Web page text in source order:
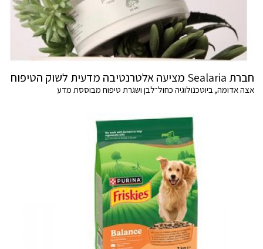
חברת Sealaria מציעה אלטרנטיבה מדעית לשוק הטיפוח
אצה אדומה, ביוטכנולוגיה כחול־לבן ושגרת טיפוח מבוססת מדע